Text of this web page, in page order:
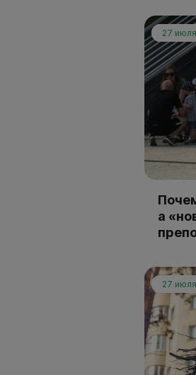
27 июля
а
27 июля